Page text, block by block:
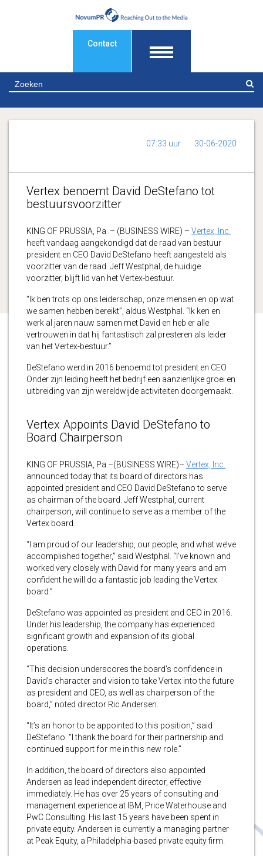
Contact
07:33 uur 30-06-2020
Vertex benoemt David DeStefano tot
bestuursvoorzitter
KING OF PRUSSIA, Pa .– (BUSINESS WIRE) – Vertex, Inc.
heeft vandaag aangekondigd dat de raad van bestuur
president en CEO David DeStefano heeft aangesteld als
voorzitter van de raad. Jeff Westphal, de huidige
voorzitter, blijft lid van het Vertex-bestuur.
“Ik ben trots op ons leiderschap, onze mensen en op wat
we samen hebben bereikt”, aldus Westphal. “Ik ken en
werk al jaren nauw samen met David en heb er alle
vertrouwen in dat hij fantastisch zal presteren als leider
van het Vertex-bestuur.”
DeStefano werd in 2016 benoemd tot president en CEO.
Onder zijn leiding heeft het bedrijf een aanzienlijke groei en
uitbreiding van zijn wereldwijde activiteiten doorgemaakt.
Vertex Appoints David DeStefano to
Board Chairperson
KING OF PRUSSIA, Pa.–(BUSINESS WIRE)– Vertex, Inc.
announced today that its board of directors has
appointed president and CEO David DeStefano to serve
as chairman of the board. Jeff Westphal, current
chairperson, will continue to serve as a member of the
Vertex board.
“I am proud of our leadership, our people, and what we’ve
accomplished together,” said Westphal. “I’ve known and
worked very closely with David for many years and am
confident he will do a fantastic job leading the Vertex
board.”
DeStefano was appointed as president and CEO in 2016.
Under his leadership, the company has experienced
significant growth and expansion of its global
operations.
“This decision underscores the board’s confidence in
David’s character and vision to take Vertex into the future
as president and CEO, as well as chairperson of the
board,” noted director Ric Andersen.
“It’s an honor to be appointed to this position,” said
DeStefano. “I thank the board for their partnership and
continued support for me in this new role.”
In addition, the board of directors also appointed
Andersen as lead independent director, effective
immediately. He has over 25 years of consulting and
management experience at IBM, Price Waterhouse and
PwC Consulting. His last 15 years have been spent in
private equity. Andersen is currently a managing partner
at Peak Equity, a Philadelphia-based private equity firm.